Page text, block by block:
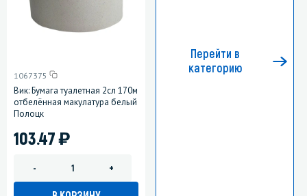
1067375
Вик: Бумага туалетная 2сл 170м
отбелённая макулатура белый
Полоцк
103.47)
- +
Перейти в
категорию